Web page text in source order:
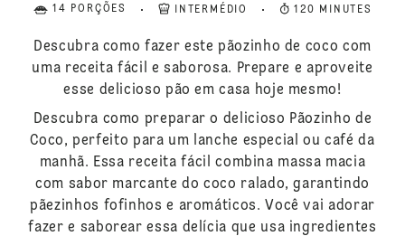
14 PORÇÕES INTERMÉDIO 120 MINUTES
Descubra como fazer este pãozinho de coco com
uma receita fácil e saborosa. Prepare e aproveite
esse delicioso pão em casa hoje mesmo!
Descubra como preparar o delicioso Pãozinho de
Coco, perfeito para um lanche especial ou café da
manhã. Essa receita fácil combina massa macia
com sabor marcante do coco ralado, garantindo
pãezinhos fofinhos e aromáticos. Você vai adorar
fazer e saborear essa delícia que usa ingredientes